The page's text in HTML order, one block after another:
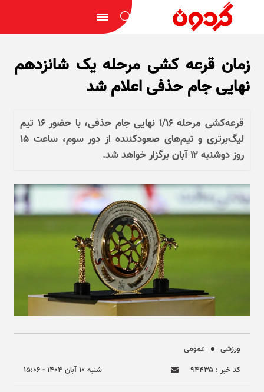
زمان قرعه کشی مرحله یک شانزدهم
نهایی جام حذفی اعلام شد
قرعه‌کشی مرحله ۱/۱۶ نهایی جام حذفی، با حضور ۱۶ تیم
لیگ‌برتری و تیم‌های صعودکننده از دور سوم، ساعت ۱۵
روز دوشنبه ۱۲ آبان برگزار خواهد شد.
ورزشی
عمومی
کد خبر : ۹۴۴۳۵
شنبه ۱۰ آبان ۱۴۰۴ - ۱۵:۰۶